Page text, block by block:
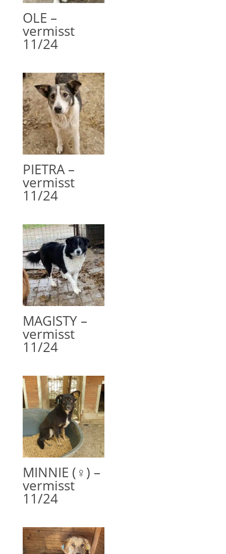
OLE –
vermisst
11/24
PIETRA –
vermisst
11/24
MAGISTY –
vermisst
11/24
MINNIE (♀) –
vermisst
11/24